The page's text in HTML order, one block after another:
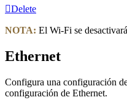
Delete
NOTA: El Wi-Fi se
Ethernet
Configura una configuración
configuración de Ethernet.